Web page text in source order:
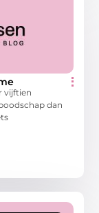
vijftien
dan